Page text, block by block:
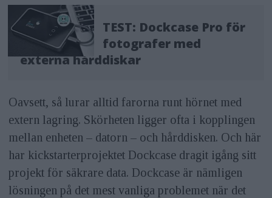
TEST: Dockcase Pro för
fotografer med
externa hårddiskar
Oavsett, så lurar alltid farorna runt hörnet med
extern lagring. Skörheten ligger ofta i kopplingen
mellan enheten – datorn – och hårddisken. Och här
har kickstarterprojektet Dockcase dragit igång sitt
projekt för säkrare data. Dockcase är nämligen
lösningen på det mest vanliga problemet när det